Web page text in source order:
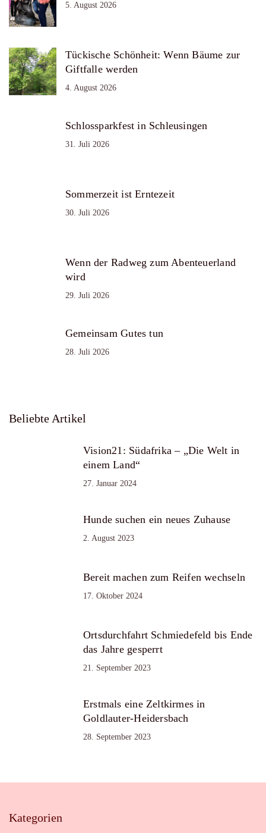
5. August 2026
Tückische Schönheit: Wenn Bäume zur
Giftfalle werden
4. August 2026
Schlossparkfest in Schleusingen
31. Juli 2026
Sommerzeit ist Erntezeit
30. Juli 2026
Wenn der Radweg zum Abenteuerland
wird
29. Juli 2026
Gemeinsam Gutes tun
28. Juli 2026
Beliebte Artikel
Vision21: Südafrika – „Die Welt in
einem Land“
27. Januar 2024
Hunde suchen ein neues Zuhause
2. August 2023
Bereit machen zum Reifen wechseln
17. Oktober 2024
Ortsdurchfahrt Schmiedefeld bis Ende
das Jahre gesperrt
21. September 2023
Erstmals eine Zeltkirmes in
Goldlauter-Heidersbach
28. September 2023
Kategorien